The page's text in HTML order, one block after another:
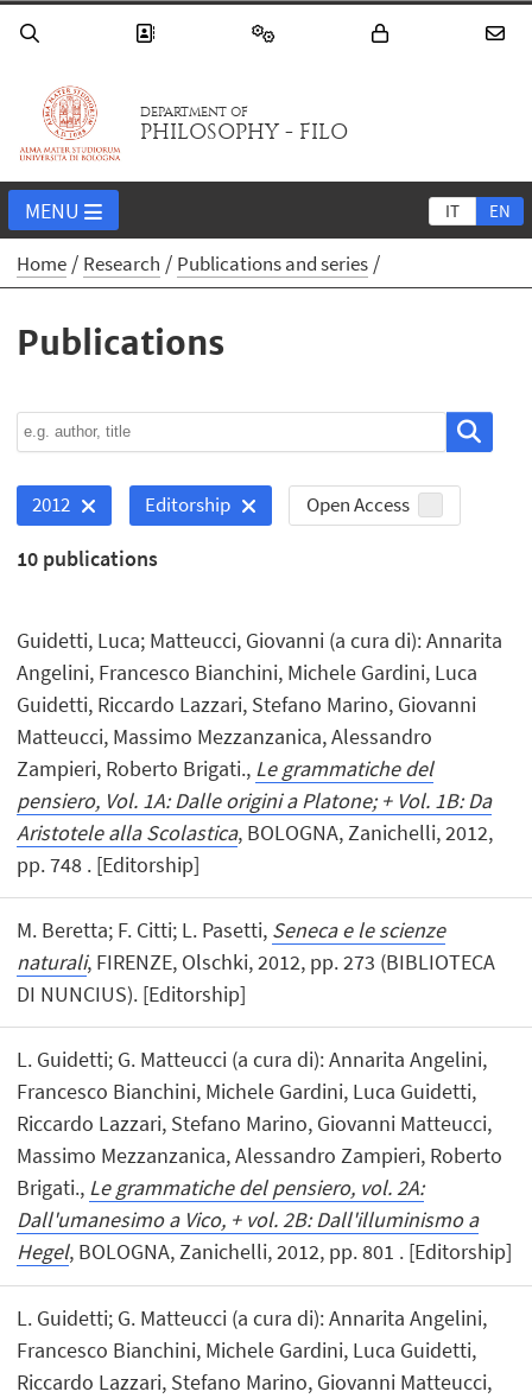
DEPARTMENT OF
PHILOSOPHY - FILO
IT EN
MENU
Home Research Publications and series
Publications
2012 Editorship Open Access
10 publications
Guidetti, Luca; Matteucci, Giovanni (a cura di): Annarita
Angelini, Francesco Bianchini, Michele Gardini, Luca
Guidetti, Riccardo Lazzari, Stefano Marino, Giovanni
Matteucci, Massimo Mezzanzanica, Alessandro
Zampieri, Roberto Brigati., Le grammatiche del
pensiero, Vol. 1A: Dalle origini a Platone; + Vol. 1B: Da
Aristotele alla Scolastica, BOLOGNA, Zanichelli, 2012,
pp. 748 . [Editorship]
M. Beretta; F. Citti; L. Pasetti, Seneca e le scienze
naturali, FIRENZE, Olschki, 2012, pp. 273 (BIBLIOTECA
DI NUNCIUS). [Editorship]
L. Guidetti; G. Matteucci (a cura di): Annarita Angelini,
Francesco Bianchini, Michele Gardini, Luca Guidetti,
Riccardo Lazzari, Stefano Marino, Giovanni Matteucci,
Massimo Mezzanzanica, Alessandro Zampieri, Roberto
Brigati., Le grammatiche del pensiero, vol. 2A:
Dall'umanesimo a Vico, + vol. 2B: Dall'illuminismo a
Hegel, BOLOGNA, Zanichelli, 2012, pp. 801 . [Editorship]
L. Guidetti; G. Matteucci (a cura di): Annarita Angelini,
Francesco Bianchini, Michele Gardini, Luca Guidetti,
Riccardo Lazzari, Stefano Marino, Giovanni Matteucci,